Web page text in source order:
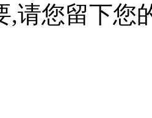
,请您留下您